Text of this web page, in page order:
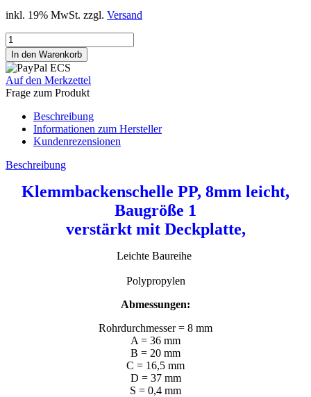
inkl. 19% MwSt. zzgl. Versand
Auf den Merkzettel
Frage zum Produkt
Beschreibung
Informationen zum Hersteller
Kundenrezensionen
Beschreibung
Klemmbackenschelle PP, 8mm leicht,
Baugröße 1
verstärkt mit Deckplatte,
Leichte Baureihe
Polypropylen
Abmessungen:
Rohrdurchmesser = 8 mm
A = 36 mm
B = 20 mm
C = 16,5 mm
D = 37 mm
S = 0,4 mm